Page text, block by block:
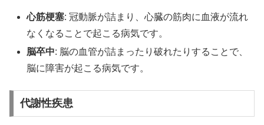
心筋梗塞: 冠動脈が詰まり、心臓の筋肉に血液が流れ
なくなることで起こる病気です。
脳卒中: 脳の血管が詰まったり破れたりすることで、
脳に障害が起こる病気です。
代謝性疾患